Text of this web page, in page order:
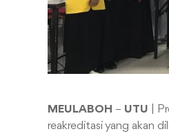
MEULABOH – UTU |
reakreditasi yang akan